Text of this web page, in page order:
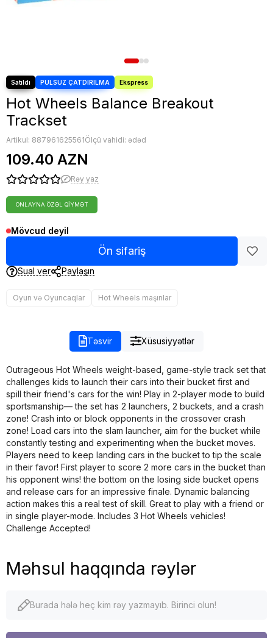
Hot Wheels Balance Breakout
Trackset
Artikul: 887961625561Ölçü vahidi: ədəd
109.40 AZN
Rəy yaz
ONLAYNA ÖZƏL QIYMƏT
Mövcud deyil
Ön sifariş
Sual ver Paylaşın
Oyun və Oyuncaqlar Hot Wheels maşınlar
Təsvir Xüsusiyyətlər
Outrageous Hot Wheels weight-based, game-style track set that
challenges kids to launch their cars into their bucket first and
spill their friend's cars for the win! Play in 2-player mode to build
sportsmanship— the set has 2 launchers, 2 buckets, and a crash
zone! Crash into or block opponents in the crossover crash
zone! Load cars into the slam launcher, aim for the bucket while
constantly testing and experimenting when the bucket moves.
Players need to keep landing cars in the bucket to tip the scale
in their favor! First player to score 2 more cars in the bucket than
his opponent wins! the bottom on the losing side bucket opens
and release cars for an impressive finale. Dynamic balancing
action makes this a real test of skill. Great to play with a friend or
in single player-mode. Includes 3 Hot Wheels vehicles!
Challenge Accepted!
Məhsul haqqında rəylər
Burada hələ heç kim rəy yazmayıb. Birinci olun!